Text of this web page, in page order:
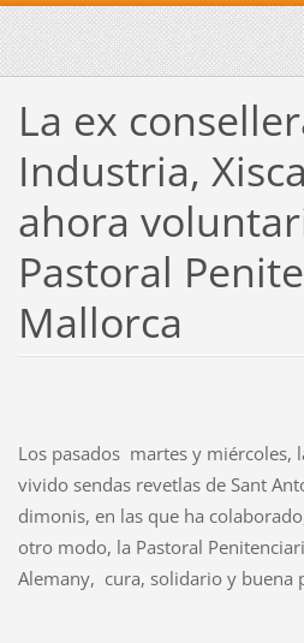
La ex
Industria,
ahora
Pastoral
Mallorca
Los pasados martes y miércoles,
vivido sendas revetlas de Sant
dimonis, en las que ha
otro modo, la Pastoral
Alemany, cura, solidario y buena